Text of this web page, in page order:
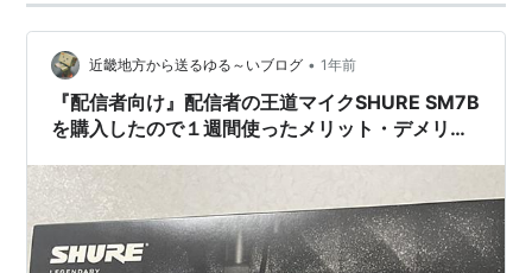
近畿地方から送るゆる～いブログ • 1年前
『配信者向け』配信者の王道マイクSHURE SM7B
を購入したので１週間使ったメリット・デメリッ